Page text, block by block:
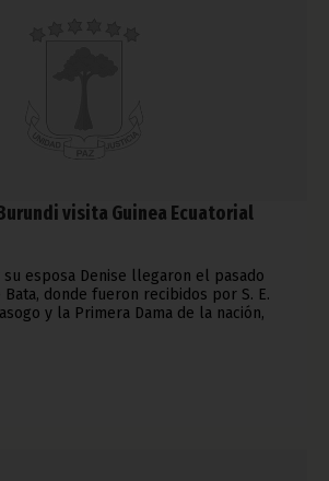
visita Guinea Ecuatorial
esposa Denise llegaron el pasado
Bata, donde fueron recibidos por S. E.
y la Primera Dama de la nación,